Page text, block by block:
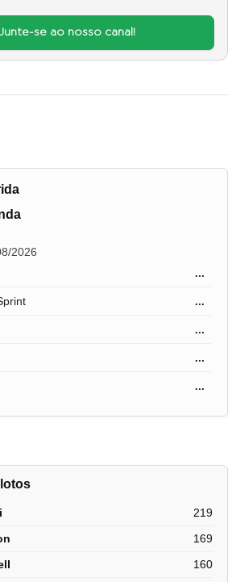
se ao nosso canal!
2026
...
...
...
...
...
219
169
160